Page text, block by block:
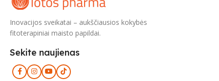
Inovacijos sveikatai – aukščiausios kokybės
fitoterapiniai maisto papildai.
Sekite naujienas